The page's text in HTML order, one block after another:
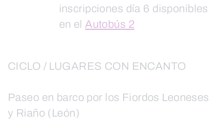
inscripciones día 6 disponibles
en elAutobús 2
CICLO / LUGARES CON ENCANTO
Paseo en barco por los Fiordos Leoneses
y Riaño (León)